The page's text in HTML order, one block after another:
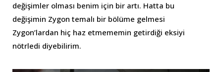
değişimler olması benim için bir artı. Hatta bu
değişimin Zygon temalı bir bölüme gelmesi
Zygon’lardan hiç haz etmememin getirdiği eksiyi
nötrledi diyebilirim.